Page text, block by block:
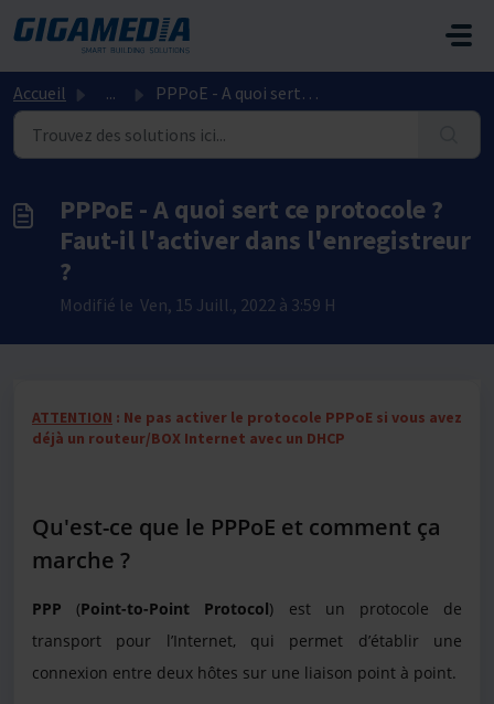
Accueil ... PPPoE - A quoi sert ce protocole ? Faut-il l'activer ...
PPPoE - A quoi sert ce protocole ?
Faut-il l'activer dans l'enregistreur
?
Modifié le Ven, 15 Juill., 2022 à 3:59 H
ATTENTION : Ne pas activer le protocole PPPoE si vous avez
déjà un routeur/BOX Internet avec un DHCP
Qu'est-ce que le PPPoE et comment ça
marche ?
PPP (Point-to-Point Protocol) est un protocole de
transport pour l’Internet, qui permet d’établir une
connexion entre deux hôtes sur une liaison point à point.